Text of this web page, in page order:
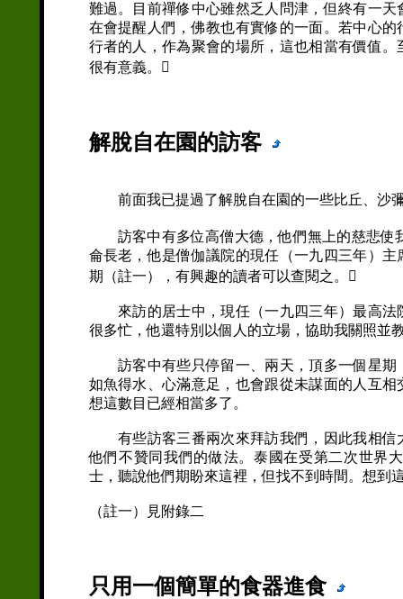
難過。目前禪修中心雖然乏人問津，但終有一
在會提醒人們，佛教也有實修的一面。若中心
行者的人，作為聚會的場所，這也相當有價值
很有意義。
解脫自在園的訪客
前面我已提過了解脫自在園的一些比丘、沙
訪客中有多位高僧大德，他們無上的慈悲使
侖長老，他是僧伽議院的現任（一九四三年）
期（註一），有興趣的讀者可以查閱之。
來訪的居士中，現任（一九四三年）最高法
很多忙，他還特別以個人的立場，協助我關照並
訪客中有些只停留一、兩天，頂多一個星期
如魚得水、心滿意足，也會跟從未謀面的人互
想這數目已經相當多了。
有些訪客三番兩次來拜訪我們，因此我相信
他們不贊同我們的做法。泰國在受第二次世界
士，聽說他們期盼來這裡，但找不到時間。想到
（註一）見附錄二
只用一個簡單的食器進食